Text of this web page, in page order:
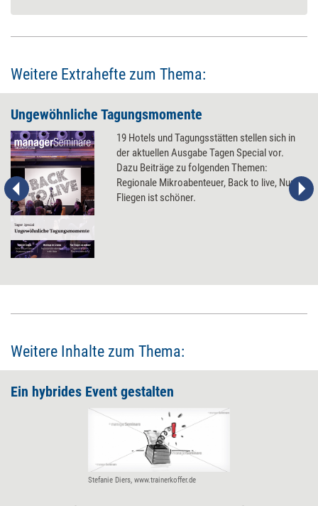
Weitere Extrahefte zum Thema:
Ungewöhnliche Tagungsmomente
19 Hotels und Tagungsstätten stellen sich in
der aktuellen Ausgabe Tagen Special vor.
Dazu Beiträge zu folgenden Themen:
Regionale Mikroabenteuer, Back to live, Nur
Fliegen ist schöner.
Weitere Inhalte zum Thema:
Ein hybrides Event gestalten
Stefanie Diers, www.trainerkoffer.de